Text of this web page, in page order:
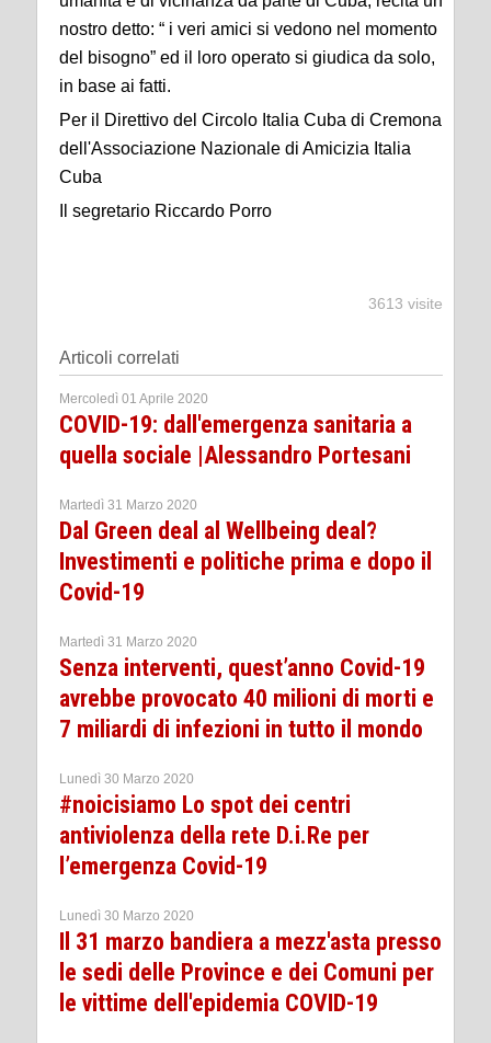
nostro detto: “ i veri amici si vedono nel momento
del bisogno” ed il loro operato si giudica da solo,
in base ai fatti.
Per il Direttivo del Circolo Italia Cuba di Cremona
dell'Associazione Nazionale di Amicizia Italia
Cuba
Il segretario Riccardo Porro
3613 visite
Articoli correlati
Mercoledì 01 Aprile 2020
COVID-19: dall'emergenza sanitaria a
quella sociale |Alessandro Portesani
Martedì 31 Marzo 2020
Dal Green deal al Wellbeing deal?
Investimenti e politiche prima e dopo il
Covid-19
Martedì 31 Marzo 2020
Senza interventi, quest’anno Covid-19
avrebbe provocato 40 milioni di morti e
7 miliardi di infezioni in tutto il mondo
Lunedì 30 Marzo 2020
#noicisiamo Lo spot dei centri
antiviolenza della rete D.i.Re per
l’emergenza Covid-19
Lunedì 30 Marzo 2020
Il 31 marzo bandiera a mezz'asta presso
le sedi delle Province e dei Comuni per
le vittime dell'epidemia COVID-19